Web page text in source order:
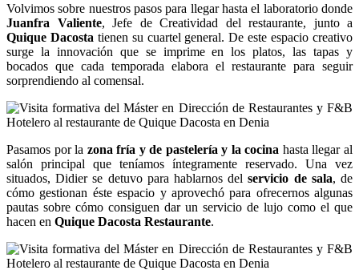
Volvimos sobre nuestros pasos para llegar hasta el laboratorio donde
Juanfra Valiente, Jefe de Creatividad del restaurante, junto a
Quique Dacosta tienen su cuartel general. De este espacio creativo
surge la innovación que se imprime en los platos, las tapas y
bocados que cada temporada elabora el restaurante para seguir
sorprendiendo al comensal.
Pasamos por la zona fría y de pastelería y la cocina hasta llegar al
salón principal que teníamos íntegramente reservado. Una vez
situados, Didier se detuvo para hablarnos delservicio de sala, de
cómo gestionan éste espacio y aprovechó para ofrecernos algunas
pautas sobre cómo consiguen dar un servicio de lujo como el que
hacen en Quique Dacosta Restaurante.